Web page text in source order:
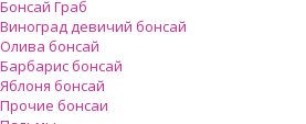
Бонсай Граб
Виноград девичий бонсай
Олива бонсай
Барбарис бонсай
Яблоня бонсай
Прочие бонсаи